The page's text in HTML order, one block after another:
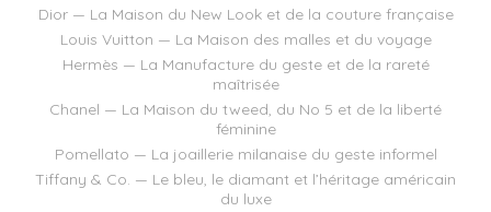
Dior — La Maison du New Look et de la couture française
Louis Vuitton — La Maison des malles et du voyage
Hermès — La Manufacture du geste et de la rareté
maîtrisée
Chanel — La Maison du tweed, du No 5 et de la liberté
féminine
Pomellato — La joaillerie milanaise du geste informel
Tiffany & Co. — Le bleu, le diamant et l’héritage américain
du luxe